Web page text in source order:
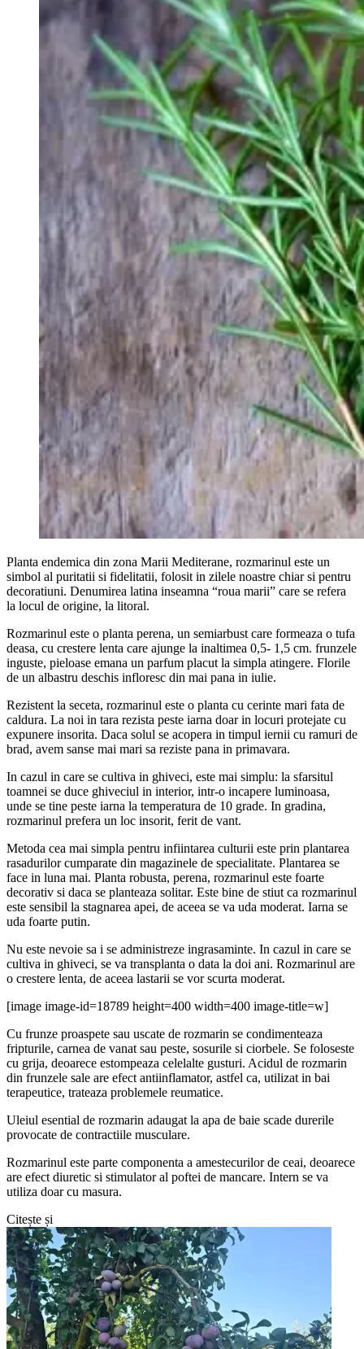
Planta endemica din zona Marii Mediterane, rozmarinul este un
simbol al puritatii si fidelitatii, folosit in zilele noastre chiar si pentru
decoratiuni. Denumirea latina inseamna “roua marii” care se refera
la locul de origine, la litoral.
Rozmarinul este o planta perena, un semiarbust care formeaza o tufa
deasa, cu crestere lenta care ajunge la inaltimea 0,5- 1,5 cm. frunzele
inguste, pieloase emana un parfum placut la simpla atingere. Florile
de un albastru deschis infloresc din mai pana in iulie.
Rezistent la seceta, rozmarinul este o planta cu cerinte mari fata de
caldura. La noi in tara rezista peste iarna doar in locuri protejate cu
expunere insorita. Daca solul se acopera in timpul iernii cu ramuri de
brad, avem sanse mai mari sa reziste pana in primavara.
In cazul in care se cultiva in ghiveci, este mai simplu: la sfarsitul
toamnei se duce ghiveciul in interior, intr-o incapere luminoasa,
unde se tine peste iarna la temperatura de 10 grade. In gradina,
rozmarinul prefera un loc insorit, ferit de vant.
Metoda cea mai simpla pentru infiintarea culturii este prin plantarea
rasadurilor cumparate din magazinele de specialitate. Plantarea se
face in luna mai. Planta robusta, perena, rozmarinul este foarte
decorativ si daca se planteaza solitar. Este bine de stiut ca rozmarinul
este sensibil la stagnarea apei, de aceea se va uda moderat. Iarna se
uda foarte putin.
Nu este nevoie sa i se administreze ingrasaminte. In cazul in care se
cultiva in ghiveci, se va transplanta o data la doi ani. Rozmarinul are
o crestere lenta, de aceea lastarii se vor scurta moderat.
[image image-id=18789 height=400 width=400 image-title=w]
Cu frunze proaspete sau uscate de rozmarin se condimenteaza
fripturile, carnea de vanat sau peste, sosurile si ciorbele. Se foloseste
cu grija, deoarece estompeaza celelalte gusturi. Acidul de rozmarin
din frunzele sale are efect antiinflamator, astfel ca, utilizat in bai
terapeutice, trateaza problemele reumatice.
Uleiul esential de rozmarin adaugat la apa de baie scade durerile
provocate de contractiile musculare.
Rozmarinul este parte componenta a amestecurilor de ceai, deoarece
are efect diuretic si stimulator al poftei de mancare. Intern se va
utiliza doar cu masura.
Citește și